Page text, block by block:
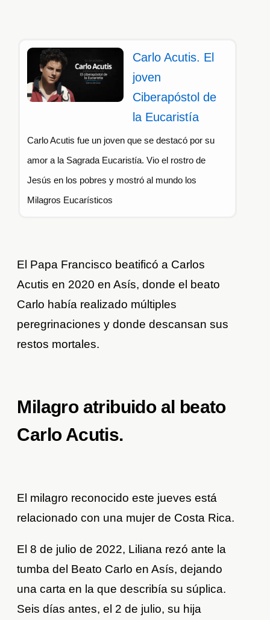
Carlo Acutis. El
joven
Ciberapóstol de
la Eucaristía
Carlo Acutis fue un joven que se destacó por su
amor a la Sagrada Eucaristía. Vio el rostro de
Jesús en los pobres y mostró al mundo los
Milagros Eucarísticos
El Papa Francisco beatificó a Carlos
Acutis en 2020 en Asís, donde el beato
Carlo había realizado múltiples
peregrinaciones y donde descansan sus
restos mortales.
Milagro atribuido al beato
Carlo Acutis.
El milagro reconocido este jueves está
relacionado con una mujer de Costa Rica.
El 8 de julio de 2022, Liliana rezó ante la
tumba del Beato Carlo en Asís, dejando
una carta en la que describía su súplica.
Seis días antes, el 2 de julio, su hija